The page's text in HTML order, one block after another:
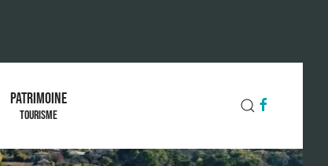
PATRIMOINE
TOURISME